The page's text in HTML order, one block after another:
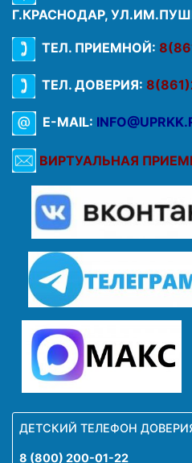
Г.КРАСНОДАР,
ТЕЛ. ПРИЕМНОЙ:
ТЕЛ. ДОВЕРИЯ:
E-MAIL:
ВИРТУАЛЬНАЯ
ДЕТСКИЙ ТЕЛЕФОН
8 (800) 200-01-22